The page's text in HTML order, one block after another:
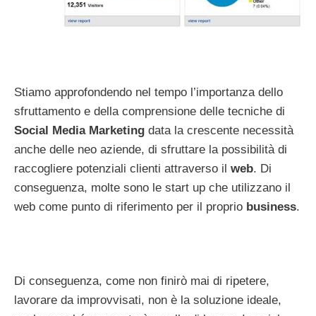
Stiamo approfondendo nel tempo l’importanza dello
sfruttamento e della comprensione delle tecniche di
Social Media Marketing data la crescente necessità
anche delle neo aziende, di sfruttare la possibilità di
raccogliere potenziali clienti attraverso il web. Di
conseguenza, molte sono le start up che utilizzano il
web come punto di riferimento per il proprio business.
Di conseguenza, come non finirò mai di ripetere,
lavorare da improvvisati, non è la soluzione ideale,